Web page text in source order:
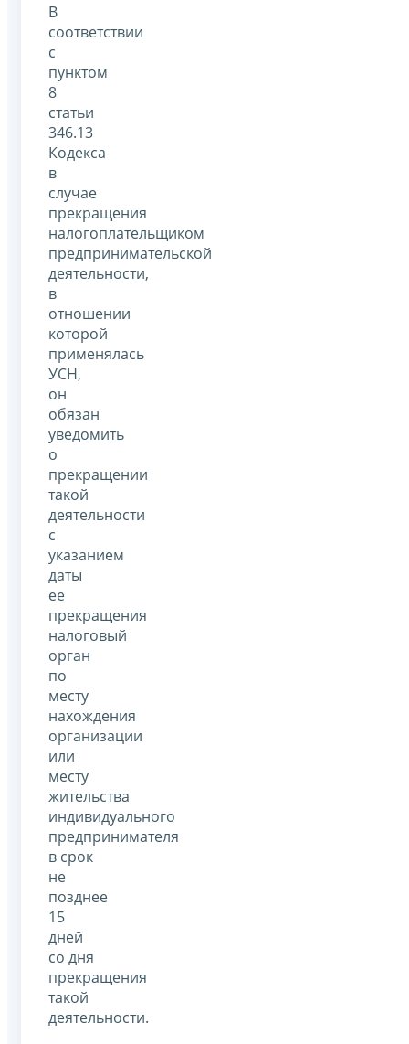
В
соответствии
с
пунктом
8
статьи
346.13
Кодекса
в
случае
прекращения
налогоплательщиком
предпринимательской
деятельности,
в
отношении
которой
применялась
УСН,
он
обязан
уведомить
о
прекращении
такой
деятельности
с
указанием
даты
ее
прекращения
налоговый
орган
по
месту
нахождения
организации
или
месту
жительства
индивидуального
предпринимателя
в срок
не
позднее
15
дней
со дня
прекращения
такой
деятельности.